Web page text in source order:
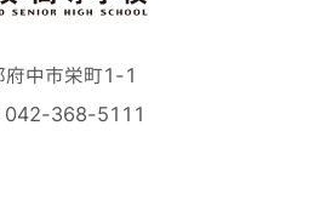
中市栄町1-1
042-368-5111